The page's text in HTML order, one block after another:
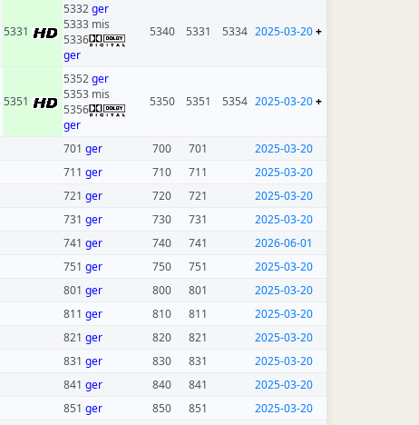
5331
5332ger
5333 mis
5336
ger
5340 5331 5334 2025-03-20+
5351
5352ger
5353 mis
5356
ger
5350 5351 5354 2025-03-20+
701 ger 700 701
2025-03-20
711 ger 710 711
2025-03-20
721 ger 720 721
2025-03-20
731 ger 730 731
2025-03-20
741 ger 740 741
2026-06-01
751 ger 750 751
2025-03-20
801 ger 800 801
2025-03-20
811 ger 810 811
2025-03-20
821 ger 820 821
2025-03-20
831 ger 830 831
2025-03-20
841 ger 840 841
2025-03-20
851 ger 850 851
2025-03-20